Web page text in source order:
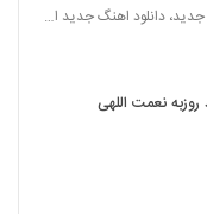
دانلود آهنگ جدید، دانلود اهنگ جدید ایرانی
نعمت اللهی